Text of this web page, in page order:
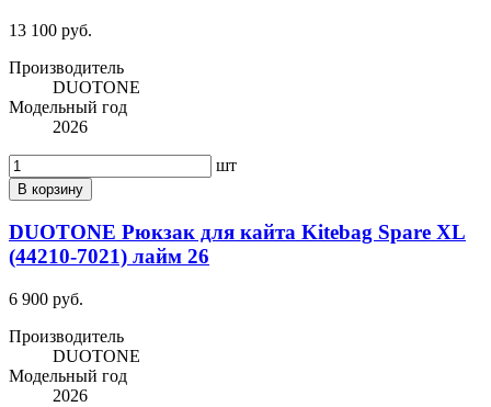
13 100 руб.
Производитель
DUOTONE
Модельный год
2026
шт
В корзину
DUOTONE Рюкзак для кайта Kitebag Spare XL
(44210-7021) лайм 26
6 900 руб.
Производитель
DUOTONE
Модельный год
2026